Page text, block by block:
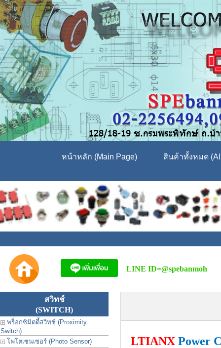
หน้าหลัก (Main Page) สินค้าทั้งหมด
LINE ID=@spebanmoh
สวิทช์
(SWITCH)
พร็อกซิมิตตี้สวิทช์ (Proximity
Switch)
โฟโตเซนเซอร์ (Photo Sensor)
LTIANXPower